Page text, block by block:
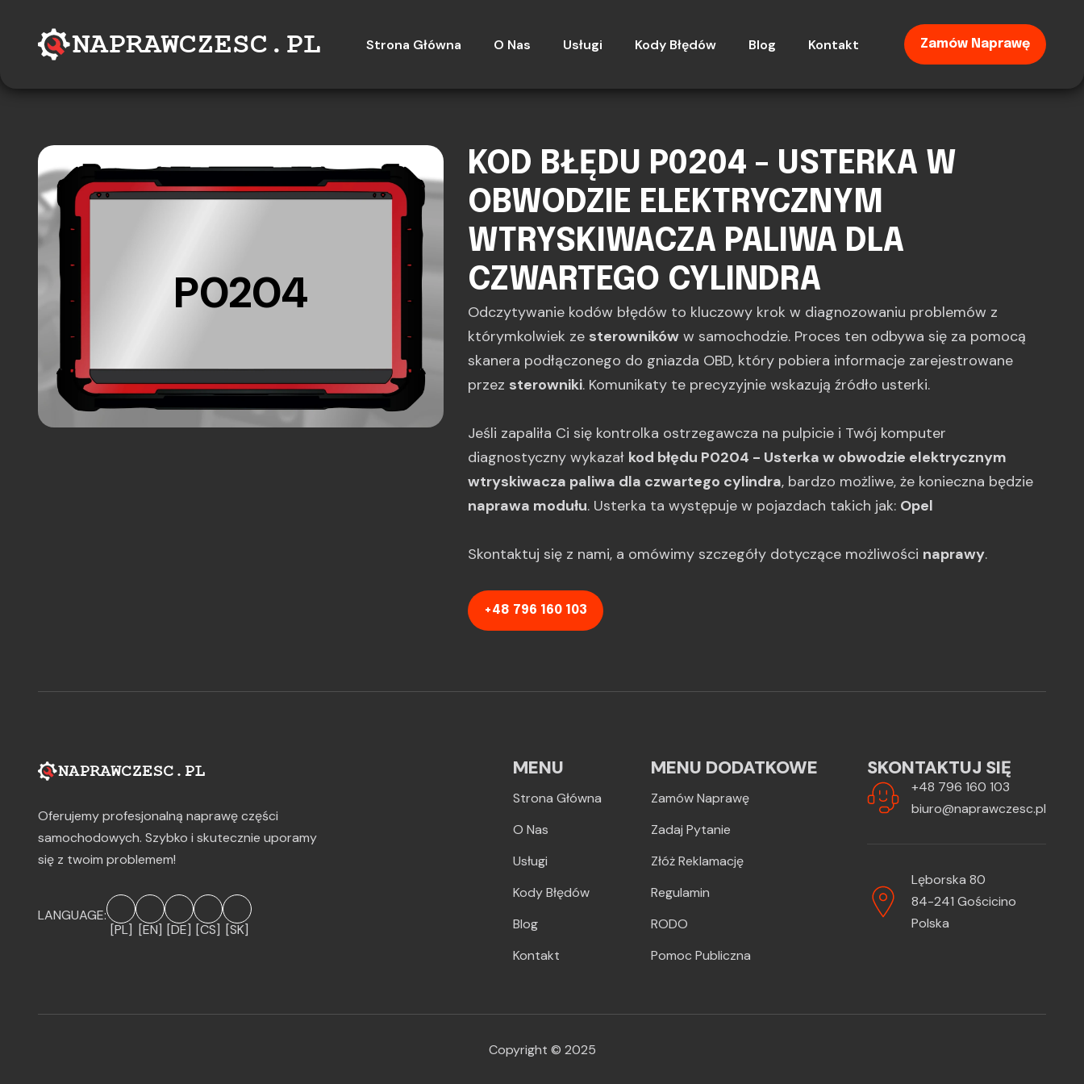
Strona Główna O Nas Usługi Kody Błędów Blog Kontakt Zamów Naprawę
P0204
KOD BŁĘDU P0204 - USTERKA W
OBWODZIE ELEKTRYCZNYM
WTRYSKIWACZA PALIWA DLA
CZWARTEGO CYLINDRA
Odczytywanie kodów błędów to kluczowy krok w diagnozowaniu problemów z
którymkolwiek ze sterowników w samochodzie. Proces ten odbywa się za pomocą
skanera podłączonego do gniazda OBD, który pobiera informacje zarejestrowane
przez sterowniki. Komunikaty te precyzyjnie wskazują źródło usterki.
Jeśli zapaliła Ci się kontrolka ostrzegawcza na pulpicie i Twój komputer
diagnostyczny wykazał kod błędu P0204 - Usterka w obwodzie elektrycznym
wtryskiwacza paliwa dla czwartego cylindra, bardzo możliwe, że konieczna będzie
naprawa modułu. Usterka ta występuje w pojazdach takich jak: Opel
Skontaktuj się z nami, a omówimy szczegóły dotyczące możliwości naprawy.
+48 796 160 103
Oferujemy profesjonalną naprawę części
samochodowych. Szybko i skutecznie uporamy
się z twoim problemem!
LANGUAGE:
[PL] [EN] [DE] [CS] [SK]
MENU
Strona Główna
O Nas
Usługi
Kody Błędów
Blog
Kontakt
MENU DODATKOWE
Zamów Naprawę
Zadaj Pytanie
Złóż Reklamację
Regulamin
RODO
Pomoc Publiczna
SKONTAKTUJ SIĘ
+48 796 160 103
biuro@naprawczesc.pl
Lęborska 80
84-241 Gościcino
Polska
Copyright © 2025